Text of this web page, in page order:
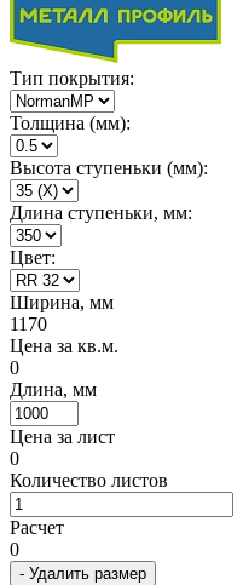
Тип покрытия:
Толщина (мм):
Высота ступеньки (мм):
Длина ступеньки, мм:
Цвет:
Ширина, мм
1170
Цена за кв.м.
0
Длина, мм
Цена за лист
0
Количество листов
Расчет
0
- Удалить размер